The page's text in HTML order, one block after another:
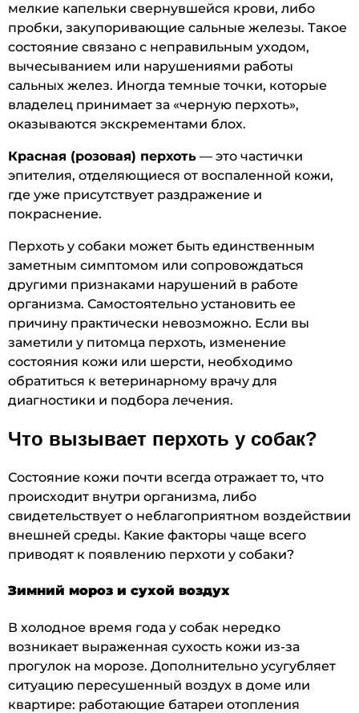
мелкие капельки свернувшейся крови, либо
пробки, закупоривающие сальные железы. Такое
состояние связано с неправильным уходом,
вычесыванием или нарушениями работы
сальных желез. Иногда темные точки, которые
владелец принимает за «черную перхоть»,
оказываются экскрементами блох.
Красная (розовая) перхоть — это частички
эпителия, отделяющиеся от воспаленной кожи,
где уже присутствует раздражение и
покраснение.
Перхоть у собаки может быть единственным
заметным симптомом или сопровождаться
другими признаками нарушений в работе
организма. Самостоятельно установить ее
причину практически невозможно. Если вы
заметили у питомца перхоть, изменение
состояния кожи или шерсти, необходимо
обратиться к ветеринарному врачу для
диагностики и подбора лечения.
Что вызывает перхоть у собак?
Состояние кожи почти всегда отражает то, что
происходит внутри организма, либо
свидетельствует о неблагоприятном воздействии
внешней среды. Какие факторы чаще всего
приводят к появлению перхоти у собаки?
Зимний мороз и сухой воздух
В холодное время года у собак нередко
возникает выраженная сухость кожи из-за
прогулок на морозе. Дополнительно усугубляет
ситуацию пересушенный воздух в доме или
квартире: работающие батареи отопления